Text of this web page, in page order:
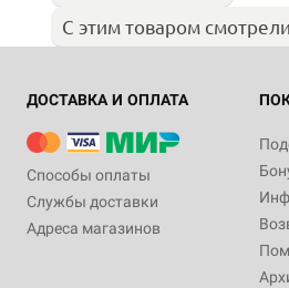
С этим товаром смотрели
ДОСТАВКА И ОПЛАТА
Способы оплаты
Службы доставки
Адреса магазинов